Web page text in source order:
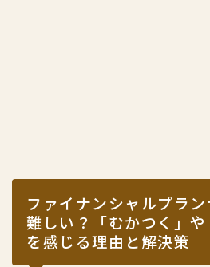
ファイナンシャルプラ
難しい？「むかつく」や
を感じる理由と解決策